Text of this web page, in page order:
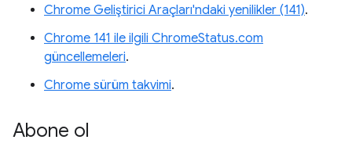
Chrome Geliştirici Araçları'ndaki yenilikler (141).
Chrome 141 ile ilgili ChromeStatus.com
güncellemeleri.
Chrome sürüm takvimi.
Abone ol